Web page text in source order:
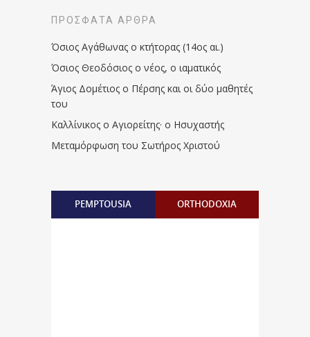
ΠΡΌΣΦΑΤΑ ΆΡΘΡΑ
Όσιος Αγάθωνας ο κτήτορας (14ος αι.)
Όσιος Θεοδόσιος ο νέος, ο ιαματικός
Άγιος Δομέτιος ο Πέρσης και οι δύο μαθητές
του
Καλλίνικος ο Αγιορείτης · ο Ησυχαστής
Μεταμόρφωση του Σωτήρος Χριστού
PEMPTOUSIA ORTHODOXIA